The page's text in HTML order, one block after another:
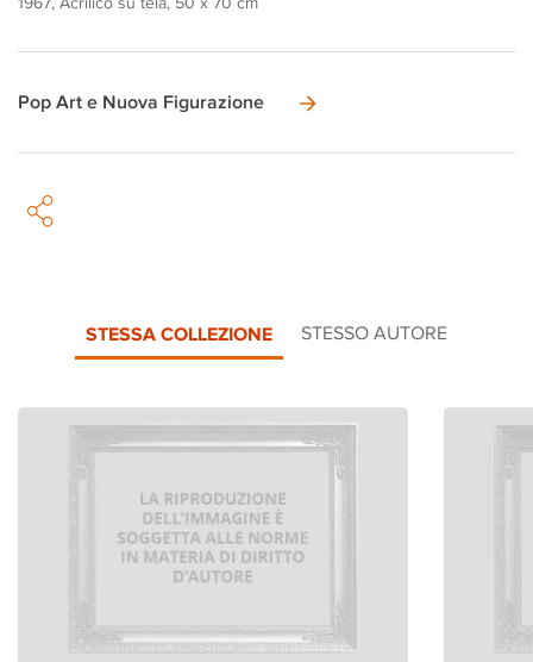
Pop Art e Nuova Figurazione
STESSA COLLEZIONE STESSO AUTORE